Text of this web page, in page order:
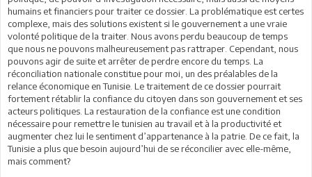
humains et financiers pour traiter ce dossier. La problématique est certes
complexe, mais des solutions existent si le gouvernement a une vraie
volonté politique de la traiter. Nous avons perdu beaucoup de temps
que nous ne pouvons malheureusement pas rattraper. Cependant, nous
pouvons agir de suite et arrêter de perdre encore du temps. La
réconciliation nationale constitue pour moi, un des préalables de la
relance économique en Tunisie. Le traitement de ce dossier pourrait
fortement rétablir la confiance du citoyen dans son gouvernement et ses
acteurs politiques. La restauration de la confiance est une condition
nécessaire pour remettre le tunisien au travail et à la productivité et
augmenter chez lui le sentiment d’appartenance à la patrie. De ce fait, la
Tunisie a plus que besoin aujourd’hui de se réconcilier avec elle-même,
mais comment?